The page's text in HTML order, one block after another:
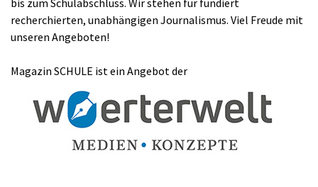
bis zum Schulabschluss. Wir stehen für fundiert
recherchierten, unabhängigen Journalismus. Viel Freude mit
unseren Angeboten!
Magazin SCHULE ist ein Angebot der